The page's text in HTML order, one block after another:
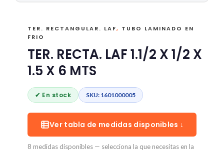
TER. RECTANGULAR. LAF, TUBO LAMINADO EN
FRIO
TER. RECTA. LAF 1.1/2 X 1/2 X
1.5 X 6 MTS
✔ En stock SKU: 1601000005
Ver tabla de medidas disponibles ↓
8 medidas disponibles — selecciona la que necesitas en la